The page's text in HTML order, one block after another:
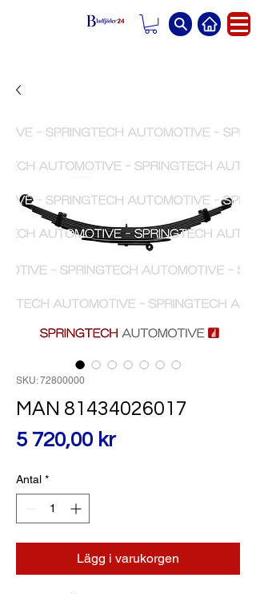
SKU: 72800000
MAN 81434026017
5 720,00 krPris
Antal *
Lägg i varukorgen